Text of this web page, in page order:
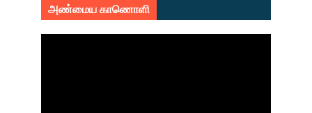
அண்மைய காணொளி